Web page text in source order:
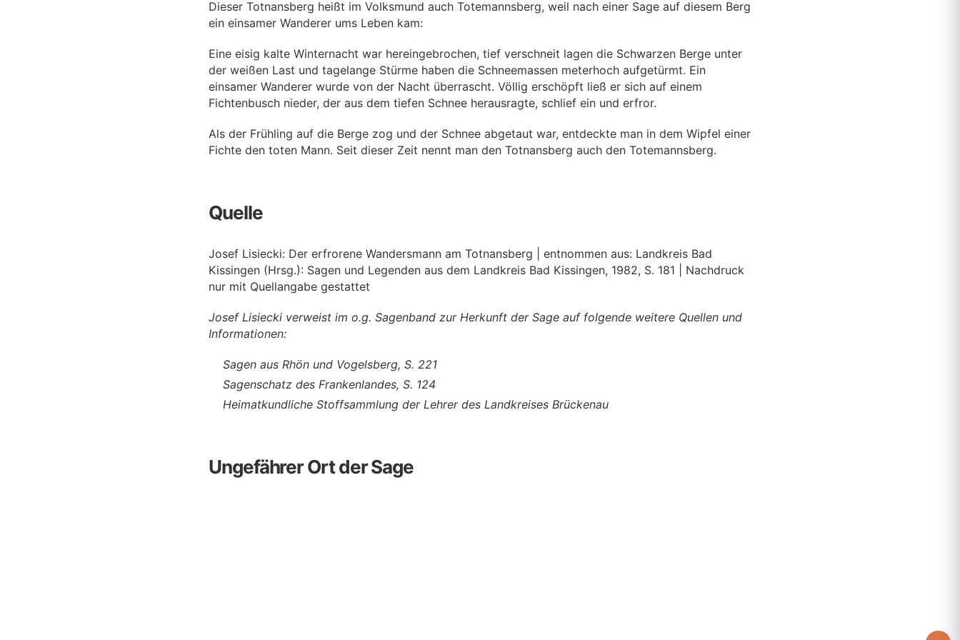
Dieser Totnansberg heißt im Volksmund auch Totemannsberg, weil nach einer Sage auf diesem Berg
ein einsamer Wanderer ums Leben kam:
Eine eisig kalte Winternacht war hereingebrochen, tief verschneit lagen die Schwarzen Berge unter
der weißen Last und tagelange Stürme haben die Schneemassen meterhoch aufgetürmt. Ein
einsamer Wanderer wurde von der Nacht überrascht. Völlig erschöpft ließ er sich auf einem
Fichtenbusch nieder, der aus dem tiefen Schnee herausragte, schlief ein und erfror.
Als der Frühling auf die Berge zog und der Schnee abgetaut war, entdeckte man in dem Wipfel einer
Fichte den toten Mann. Seit dieser Zeit nennt man den Totnansberg auch den Totemannsberg.
Quelle
Josef Lisiecki: Der erfrorene Wandersmann am Totnansberg | entnommen aus: Landkreis Bad
Kissingen (Hrsg.): Sagen und Legenden aus dem Landkreis Bad Kissingen, 1982, S. 181 | Nachdruck
nur mit Quellangabe gestattet
Josef Lisiecki verweist im o.g. Sagenband zur Herkunft der Sage auf folgende weitere Quellen und
Informationen:
Sagen aus Rhön und Vogelsberg, S. 221
Sagenschatz des Frankenlandes, S. 124
Heimatkundliche Stoffsammlung der Lehrer des Landkreises Brückenau
Ungefährer Ort der Sage